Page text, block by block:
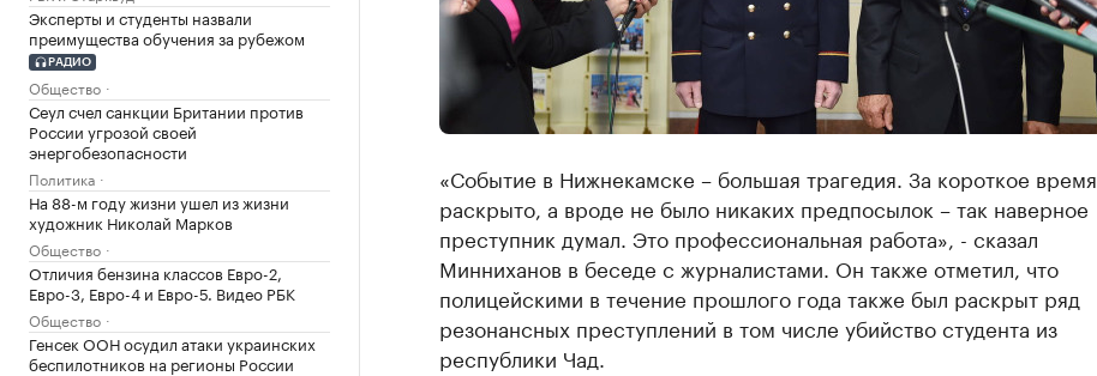
Эксперты и студенты назвали
преимущества обучения за рубежом
РАДИО
Общество
Сеул счел санкции Британии против
России угрозой своей
энергобезопасности
Политика
На 88-м году жизни ушел из жизни
художник Николай Марков
Общество
Отличия бензина классов Евро-2,
Евро-3, Евро-4 и Евро-5. Видео РБК
Общество
Генсек ООН осудил атаки украинских
беспилотников на регионы России
«Событие в Нижнекамске – большая трагедия. За короткое время
раскрыто, а вроде не было никаких предпосылок – так наверное
преступник думал. Это профессиональная работа», - сказал
Минниханов в беседе с журналистами. Он также отметил, что
полицейскими в течение прошлого года также был раскрыт ряд
резонансных преступлений в том числе убийство студента из
республики Чад.